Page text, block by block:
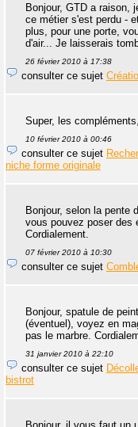
Bonjour, GTD a raison,
ce métier s'est perdu -
plus, pour une porte,
d'air... Je laisserais
26 février 2010 à 17:38
consulter ce sujet
Super, les
10 février 2010 à 00:46
consulter ce sujet
niche forme originale
Bonjour, selon la pente
vous pouvez poser des
Cordialement.
07 février 2010 à 10:30
consulter ce sujet
Bonjour, spatule de
(éventuel), voyez en
pas le marbre.
31 janvier 2010 à 22:10
consulter ce sujet
bistrot